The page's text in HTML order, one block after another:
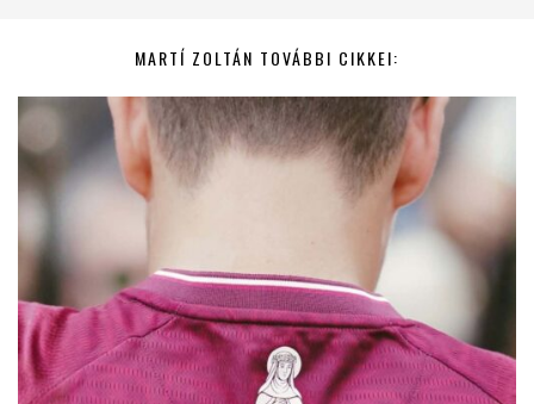
MARTÍ ZOLTÁN TOVÁBBI CIKKEI: